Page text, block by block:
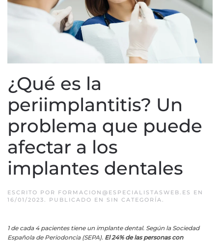
¿Qué es la
periimplantitis? Un
problema que puede
afectar a los
implantes dentales
ESCRITO POR FORMACION@ESPECIALISTASWEB.ES
EN
16/01/2023. PUBLICADO EN SIN CATEGORÍA.
1 de cada 4 pacientes tiene un implante dental. Según la Sociedad
Española de Periodoncia (SEPA). El 24% de las personas con